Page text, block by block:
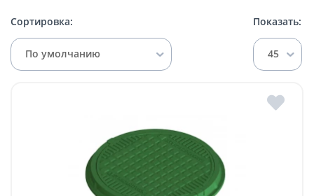
Сортировка:
По умолчанию
Показать:
45